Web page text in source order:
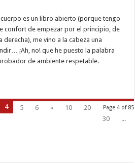
es un libro abierto (porque tengo
confort de empezar por el principio, de
me vino a la cabeza una
¡Ah, no! que he puesto la palabra
de ambiente respetable. …
Page 4 of 85
4 5 6 » 10
20
30
...